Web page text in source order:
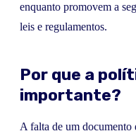
enquanto promovem a
leis e regulamentos.
Por que a
importante?
A falta de um documento